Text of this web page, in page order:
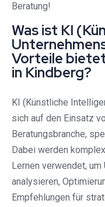
Beratung!
Was ist KI
Vorteile
in Kindberg?
KI (Künstliche
sich auf den Einsatz
Beratungsbranche,
Dabei werden
Lernen verwendet,
analysieren,
Empfehlungen für